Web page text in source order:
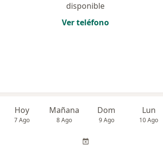
disponible
Ver teléfono
Hoy
7 Ago
Mañana
8 Ago
Dom
9 Ago
Lun
10 Ago